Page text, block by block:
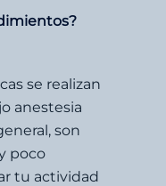
se realizan
anestesia
son
poco
tu actividad